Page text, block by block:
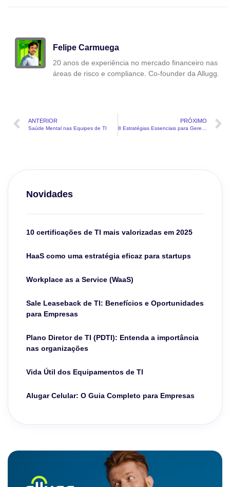
Novidades
10 certificações de TI mais valorizadas em 2025
HaaS como uma estratégia eficaz para startups
Workplace as a Service (WaaS)
Sale Leaseback de TI: Benefícios e Oportunidades
para Empresas
Plano Diretor de TI (PDTI): Entenda a importância
nas organizações
Vida Útil dos Equipamentos de TI
Alugar Celular: O Guia Completo para Empresas
Felipe Carmuega
20 anos de experiência no mercado financeiro nas
áreas de risco e compliance. Co-founder da Allugg.
ANTERIOR
Saúde Mental nas Equipes de TI
PRÓXIMO